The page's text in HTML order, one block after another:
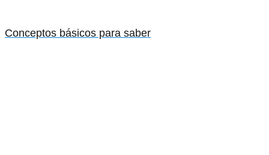
Conceptos básicos para saber